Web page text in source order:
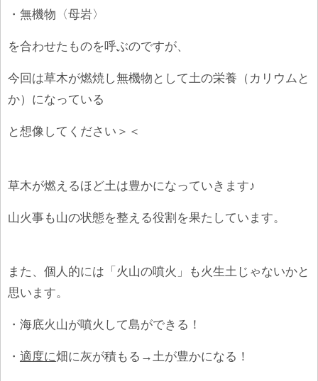
・無機物〈母岩〉
を合わせたものを呼ぶのですが、
今回は草木が燃焼し無機物として土の栄養（カリウムと
か）になっている
と想像してください＞＜
草木が燃えるほど土は豊かになっていきます♪
山火事も山の状態を整える役割を果たしています。
また、個人的には「火山の噴火」も火生土じゃないかと
思います。
・海底火山が噴火して島ができる！
・ 適度に畑に灰が積もる→土が豊かになる！